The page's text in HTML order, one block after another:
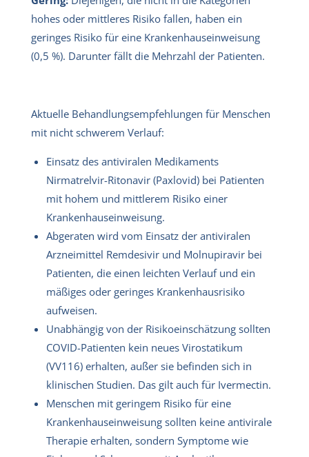
hohes oder mittleres Risiko fallen, haben ein
geringes Risiko für eine Krankenhauseinweisung
(0,5 %). Darunter fällt die Mehrzahl der Patienten.
Aktuelle Behandlungsempfehlungen für Menschen
mit nicht schwerem Verlauf:
Einsatz des antiviralen Medikaments
Nirmatrelvir-Ritonavir (Paxlovid) bei Patienten
mit hohem und mittlerem Risiko einer
Krankenhauseinweisung.
Abgeraten wird vom Einsatz der antiviralen
Arzneimittel Remdesivir und Molnupiravir bei
Patienten, die einen leichten Verlauf und ein
mäßiges oder geringes Krankenhausrisiko
aufweisen.
Unabhängig von der Risikoeinschätzung sollten
COVID-Patienten kein neues Virostatikum
(VV116) erhalten, außer sie befinden sich in
klinischen Studien. Das gilt auch für Ivermectin.
Menschen mit geringem Risiko für eine
Krankenhauseinweisung sollten keine antivirale
Therapie erhalten, sondern Symptome wie